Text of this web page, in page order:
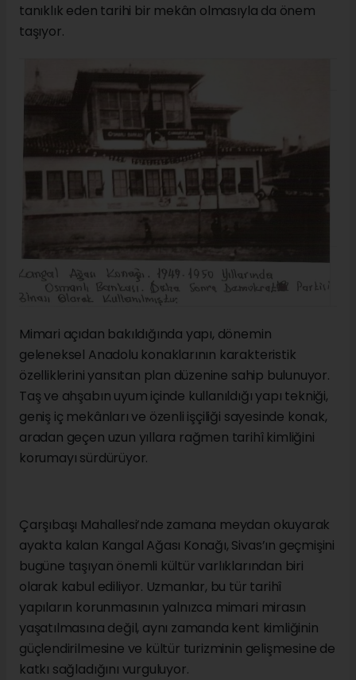
tanıklık eden tarihi bir mekân olmasıyla da önem
taşıyor.
Mimari açıdan bakıldığında yapı, dönemin
geleneksel Anadolu konaklarının karakteristik
özelliklerini yansıtan plan düzenine sahip bulunuyor.
Taş ve ahşabın uyum içinde kullanıldığı yapı tekniği,
geniş iç mekânları ve özenli işçiliği sayesinde konak,
aradan geçen uzun yıllara rağmen tarihî kimliğini
korumayı sürdürüyor.
Çarşıbaşı Mahallesi’nde zamana meydan okuyarak
ayakta kalan Kangal Ağası Konağı, Sivas’ın geçmişini
bugüne taşıyan önemli kültür varlıklarından biri
olarak kabul ediliyor. Uzmanlar, bu tür tarihî
yapıların korunmasının yalnızca mimari mirasın
yaşatılmasına değil, aynı zamanda kent kimliğinin
güçlendirilmesine ve kültür turizminin gelişmesine de
katkı sağladığını vurguluyor.